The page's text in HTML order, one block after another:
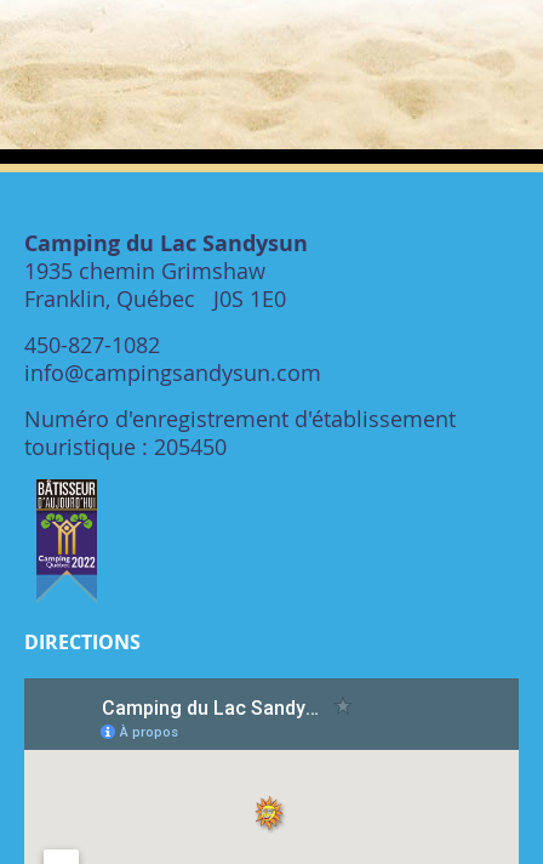
Camping du Lac Sandysun
1935 chemin Grimshaw
Franklin, Québec J0S 1E0
450-827-1082
info@campingsandysun.com
Numéro d'enregistrement d'établissement
touristique : 205450
DIRECTIONS